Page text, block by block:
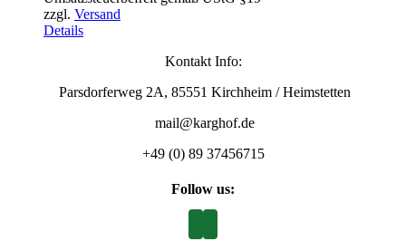
zzgl. Versand
Details
Kontakt Info:
Parsdorferweg 2A, 85551 Kirchheim / Heimstetten
mail@karghof.de
+49 (0) 89 37456715
Follow us: